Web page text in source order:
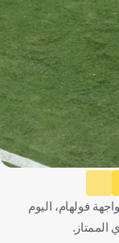
فولهام، اليوم
الممتاز.